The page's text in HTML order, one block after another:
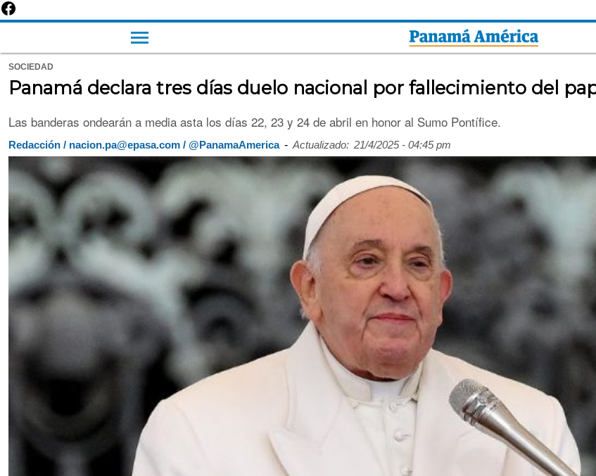
SOCIEDAD
Panamá declara tres días duelo nacional por fallecimiento del
Las banderas ondearán a media asta los días 22, 23 y 24 de abril en honor al Sumo Pontífice.
Redacción / nacion.pa@epasa.com / @PanamaAmerica - Actualizado: 21/4/2025 - 04:45 pm